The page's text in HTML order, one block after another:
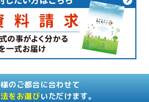
のご都合に合わせて
をお選びいただけます。